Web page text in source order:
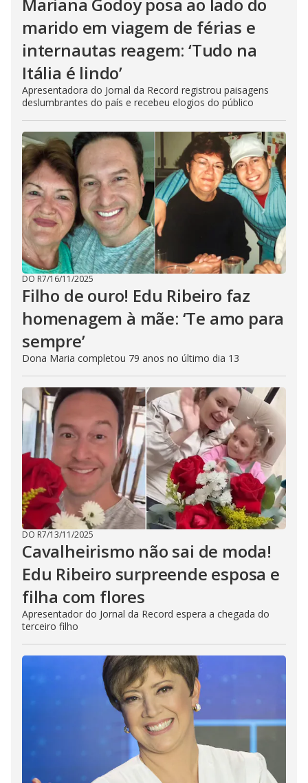
marido em viagem de férias e
internautas reagem: ‘Tudo na
Itália é lindo’
Apresentadora do Jornal da Record registrou paisagens
deslumbrantes do país e recebeu elogios do público
DO R7/16/11/2025
Filho de ouro! Edu Ribeiro faz
homenagem à mãe: ‘Te amo para
sempre’
Dona Maria completou 79 anos no último dia 13
DO R7/13/11/2025
Cavalheirismo não sai de moda!
Edu Ribeiro surpreende esposa e
filha com flores
Apresentador do Jornal da Record espera a chegada do
terceiro filho